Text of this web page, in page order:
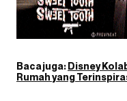
Baca juga:Disney
Rumah yang